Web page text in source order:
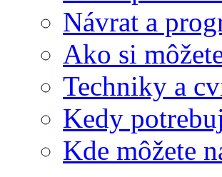
Návrat a
Ako si
Techniky a
Kedy
Kde môžete